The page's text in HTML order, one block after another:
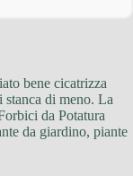
bene cicatrizza
stanca di meno. La
da Potatura
da giardino, piante